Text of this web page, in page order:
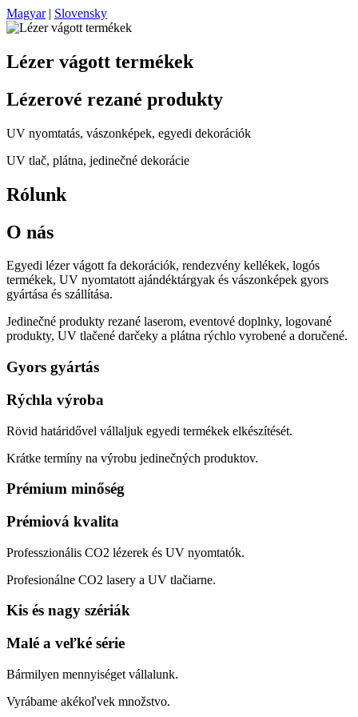
Magyar| Slovensky
Lézer vágott termékek
Lézerové rezané produkty
UV nyomtatás, vászonképek, egyedi dekorációk
UV tlač, plátna, jedinečné dekorácie
Rólunk
O nás
Egyedi lézer vágott fa dekorációk, rendezvény kellékek, logós
termékek, UV nyomtatott ajándéktárgyak és vászonképek gyors
gyártása és szállítása.
Jedinečné produkty rezané laserom, eventové doplnky, logované
produkty, UV tlačené darčeky a plátna rýchlo vyrobené a doručené.
Gyors gyártás
Rýchla výroba
Rövid határidővel vállaljuk egyedi termékek elkészítését.
Krátke termíny na výrobu jedinečných produktov.
Prémium minőség
Prémiová kvalita
Professzionális CO2 lézerek és UV nyomtatók.
Profesionálne CO2 lasery a UV tlačiarne.
Kis és nagy szériák
Malé a veľké série
Bármilyen mennyiséget vállalunk.
Vyrábame akékoľvek množstvo.